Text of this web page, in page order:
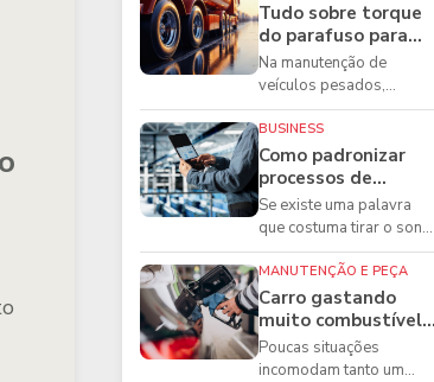
Tudo sobre torque
do parafuso para
caminhões e as
boas práticas que
todo mecânico
precisa conhecer
Na manutenção de
veículos pesados,
existem ferramentas que
fazem diferença direta na
segurança e na ...
BUSINESS
Como padronizar
processos de
manutenção de
frota na oficina
Se existe uma palavra
que costuma tirar o sono
dos gestores de
manutenção, ela é a
imprevisibilidade...
MANUTENÇÃO E PEÇA
Carro gastando
muito combustível:
5 motivos que
podem aumentar o
Poucas situações
incomodam tanto um